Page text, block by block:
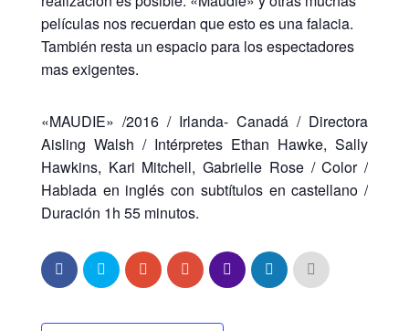
películas nos recuerdan que esto es una falacia.
También resta un espacio para los espectadores
mas exigentes.
«MAUDIE» /2016 / Irlanda- Canadá / Directora
Aisling Walsh / Intérpretes Ethan Hawke, Sally
Hawkins, Kari Mitchell, Gabrielle Rose / Color /
Hablada en inglés con subtítulos en castellano /
Duración 1h 55 minutos.